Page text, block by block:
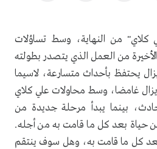
من النهاية، وسط تساؤلات
من العمل الذي يتصدر بطولته
يحتفظ بأحداث متسارعة، لاسيما
يزال غامضا، وسط محاولات علي كلاي
بينما يبدأ مرحلة جديدة من
من حياة بعد كل ما قامت به من أجله.
كل ما قامت به، وهل سوف ينتقم